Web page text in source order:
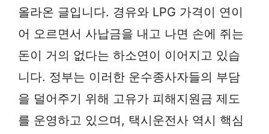
올라온 글입니다. 경유와 LPG 가격이 연이
어 오르면서 사납금을 내고 나면 손에 쥐는
돈이 거의 없다는 하소연이 이어지고 있습
니다. 정부는 이러한 운수종사자들의 부담
을 덜어주기 위해 고유가 피해지원금 제도
를 운영하고 있으며, 택시운전사 역시 핵심